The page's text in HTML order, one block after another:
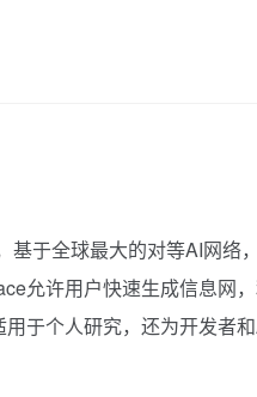
于全球最大的对等AI网络
允许用户快速生成信息网
于个人研究，还为开发者